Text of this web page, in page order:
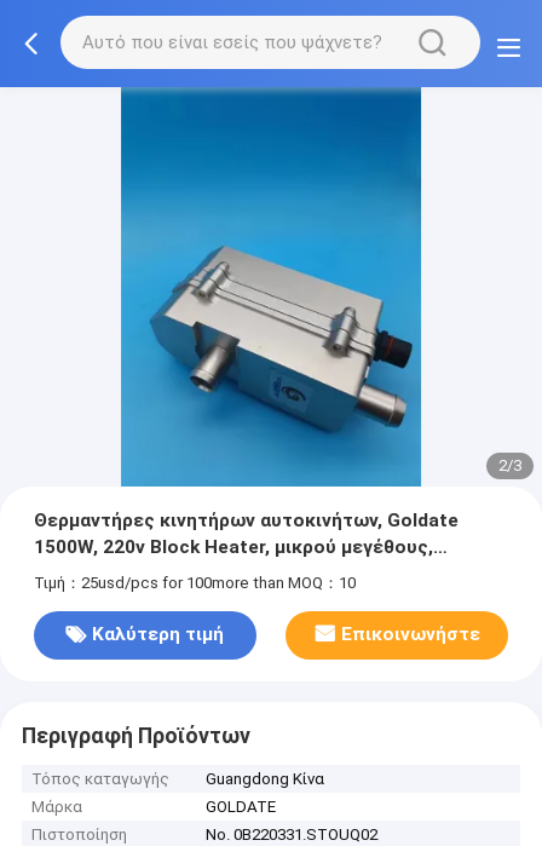
2/3
Θερμαντήρες κινητήρων αυτοκινήτων, Goldate
1500W, 220v Block Heater, μικρού μεγέθους,
γρήγορη θέρμανση
Τιμή：25usd/pcs for 100more than MOQ：10
Καλύτερη τιμή Επικοινωνήστε
Περιγραφή Προϊόντων
Τόπος καταγωγής
Guangdong Κίνα
Μάρκα
GOLDATE
Πιστοποίηση
No. 0B220331.STOUQ02